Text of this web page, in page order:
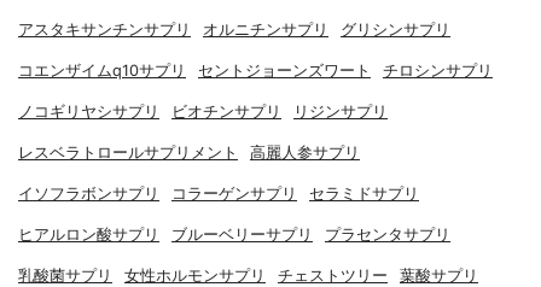
アスタキサンチンサプリ オルニチンサプリ グリシンサプリ
コエンザイムq10サプリ セントジョーンズワート チロシンサプリ
ノコギリヤシサプリ ビオチンサプリ リジンサプリ
レスベラトロールサプリメント 高麗人参サプリ
イソフラボンサプリ コラーゲンサプリ セラミドサプリ
ヒアルロン酸サプリ ブルーベリーサプリ プラセンタサプリ
乳酸菌サプリ 女性ホルモンサプリ チェストツリー 葉酸サプリ